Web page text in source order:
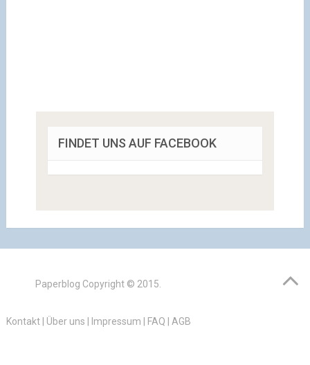
FINDET UNS AUF FACEBOOK
Paperblog Copyright © 2015.
Kontakt| Über uns | Impressum | FAQ | AGB